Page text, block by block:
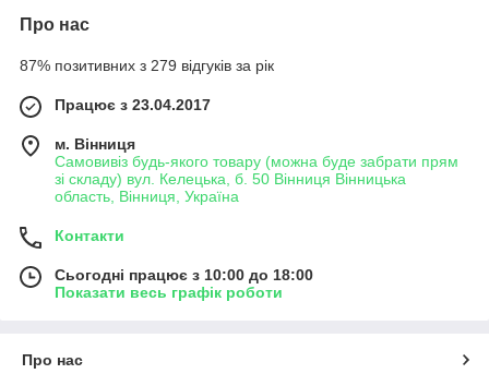
Про нас
87% позитивних з 279 відгуків за рік
Працює з 23.04.2017
м. Вінниця
Самовивіз будь-якого товару (можна буде забрати прям
зі складу) вул. Келецька, б. 50 Вінниця Вінницька
область, Вінниця, Україна
Контакти
Сьогодні працює з 10:00 до 18:00
Показати весь графік роботи
Про нас